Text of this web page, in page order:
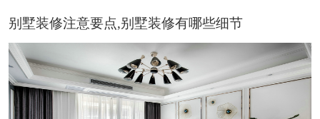
别墅装修注意要点,别墅装修有哪些细节